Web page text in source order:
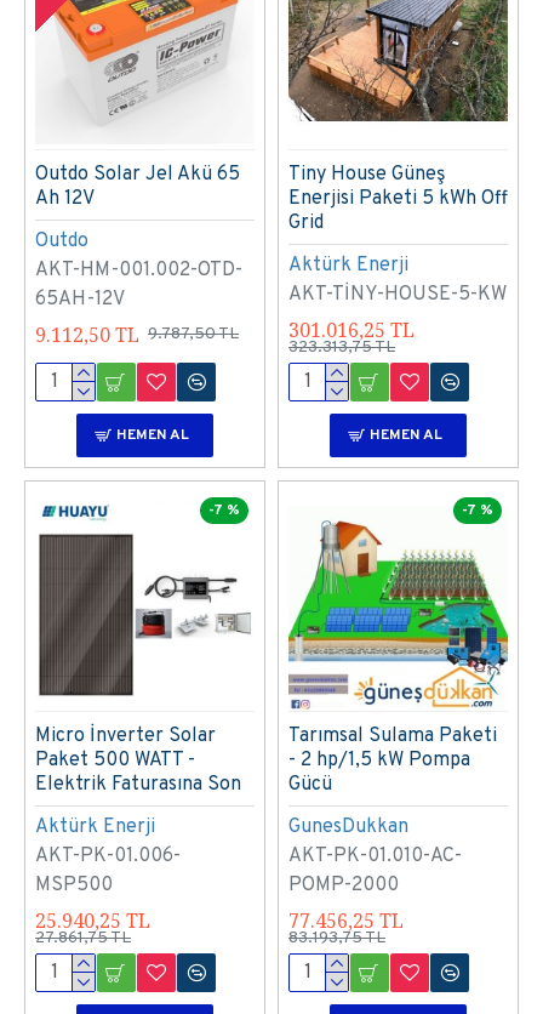
Outdo
AKT-HM-001.002-OTD-
65AH-12V
Outdo Solar Jel Akü 65
Ah 12V
9.112,50 TL 9.787,50 TL
HEMEN AL
Aktürk Enerji
AKT-TİNY-HOUSE-5-KW
Tiny House Güneş
Enerjisi Paketi 5 kWh Off
Grid
301.016,25 TL
323.313,75 TL
HEMEN AL
-7 %
Aktürk Enerji
AKT-PK-01.006-
MSP500
Micro İnverter Solar
Paket 500 WATT -
Elektrik Faturasına Son
25.940,25 TL
27.861,75 TL
-7 %
GunesDukkan
AKT-PK-01.010-AC-
POMP-2000
Tarımsal Sulama Paketi
- 2 hp/1,5 kW Pompa
Gücü
77.456,25 TL
83.193,75 TL